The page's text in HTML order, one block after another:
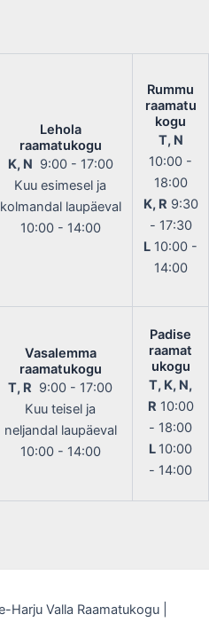
Lehola
raamatukogu
K, N 9:00 - 17:00
Kuu esimesel ja
kolmandal laupäeval
10:00 - 14:00
Rummu
raamatu
kogu
T, N
10:00 -
18:00
K, R 9:30
- 17:30
L 10:00 -
14:00
Vasalemma
raamatukogu
T, R 9:00 - 17:00
Kuu teisel ja
neljandal laupäeval
10:00 - 14:00
Padise
raamat
ukogu
T, K, N,
R 10:00
- 18:00
L 10:00
- 14:00
Valla Raamatukogu |